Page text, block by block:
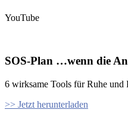
YouTube
SOS-Plan …wenn die
6 wirksame Tools für Ruhe
>> Jetzt herunterladen